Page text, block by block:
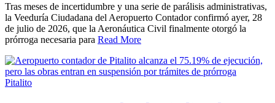
Tras meses de incertidumbre y una serie de parálisis administrativas,
la Veeduría Ciudadana del Aeropuerto Contador confirmó ayer, 28
de julio de 2026, que la Aeronáutica Civil finalmente otorgó la
prórroga necesaria para Read More
Pitalito